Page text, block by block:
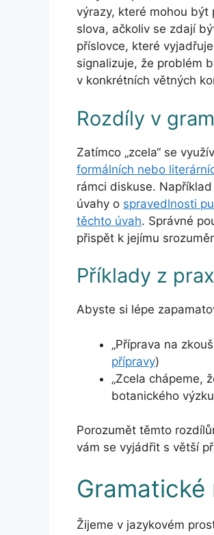
výrazy, které mohou být
slova, ačkoliv se zdají
příslovce, které
signalizuje, že problém
v konkrétních větných
Rozdíly v
Zatímco „zcela“ se
formálních nebo
rámci diskuse.
úvahy o spravedlnosti
těchto úvah. Správné
přispět k jejímu
Příklady z
Abyste si lépe
„Příprava na
přípravy)
„Zcela chápeme,
botanického
Porozumět těmto
vám se vyjádřit s větší
Gramatické
Žijeme v jazykovém